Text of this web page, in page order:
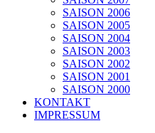
SAISON 2006
SAISON 2005
SAISON 2004
SAISON 2003
SAISON 2002
SAISON 2001
SAISON 2000
KONTAKT
IMPRESSUM